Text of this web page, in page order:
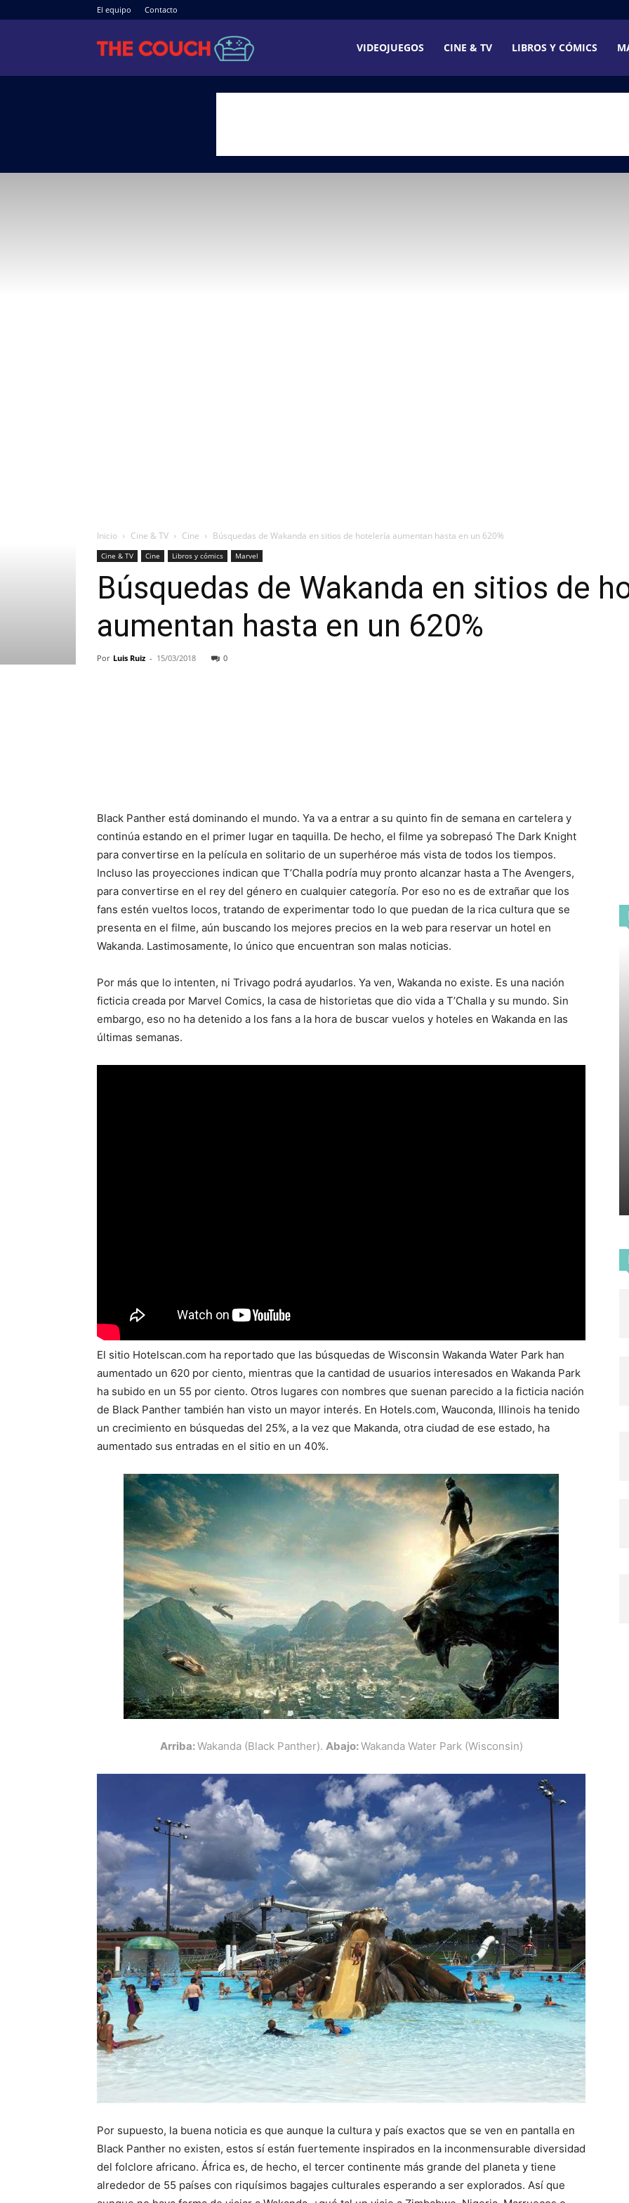
El equipo Contacto
The VIDEOJUEGOS CINE & TV LIBROS Y CÓMICS
Inicio Cine & TV Cine Búsquedas de Wakanda en sitios de hotelería aumentan hasta en un 620%
Cine & TV Cine Libros y cómics Marvel
Búsquedas de Wakanda en sitios de
aumentan hasta en un 620%
Por Luis Ruiz - 15/03/2018 0
Black Panther está dominando el mundo. Ya va a entrar a su quinto fin de semana en cartelera y
continúa estando en el primer lugar en taquilla. De hecho, el filme ya sobrepasó The Dark Knight
para convertirse en la película en solitario de un superhéroe más vista de todos los tiempos.
Incluso las proyecciones indican que T’Challa podría muy pronto alcanzar hasta a The Avengers,
para convertirse en el rey del género en cualquier categoría. Por eso no es de extrañar que los
fans estén vueltos locos, tratando de experimentar todo lo que puedan de la rica cultura que se
presenta en el filme, aún buscando los mejores precios en la web para reservar un hotel en
Wakanda. Lastimosamente, lo único que encuentran son malas noticias.
Por más que lo intenten, ni Trivago podrá ayudarlos. Ya ven, Wakanda no existe. Es una nación
ficticia creada por Marvel Comics, la casa de historietas que dio vida a T’Challa y su mundo. Sin
embargo, eso no ha detenido a los fans a la hora de buscar vuelos y hoteles en Wakanda en las
últimas semanas.
El sitio Hotelscan.com ha reportado que las búsquedas de Wisconsin Wakanda Water Park han
aumentado un 620 por ciento, mientras que la cantidad de usuarios interesados en Wakanda Park
ha subido en un 55 por ciento. Otros lugares con nombres que suenan parecido a la ficticia nación
de Black Panther también han visto un mayor interés. En Hotels.com, Wauconda, Illinois ha tenido
un crecimiento en búsquedas del 25%, a la vez que Makanda, otra ciudad de ese estado, ha
aumentado sus entradas en el sitio en un 40%.
Arriba:Wakanda (Black Panther). Abajo:Wakanda Water Park (Wisconsin)
Por supuesto, la buena noticia es que aunque la cultura y país exactos que se ven en pantalla en
Black Panther no existen, estos sí están fuertemente inspirados en la inconmensurable diversidad
del folclore africano. África es, de hecho, el tercer continente más grande del planeta y tiene
alrededor de 55 países con riquísimos bagajes culturales esperando a ser explorados. Así que